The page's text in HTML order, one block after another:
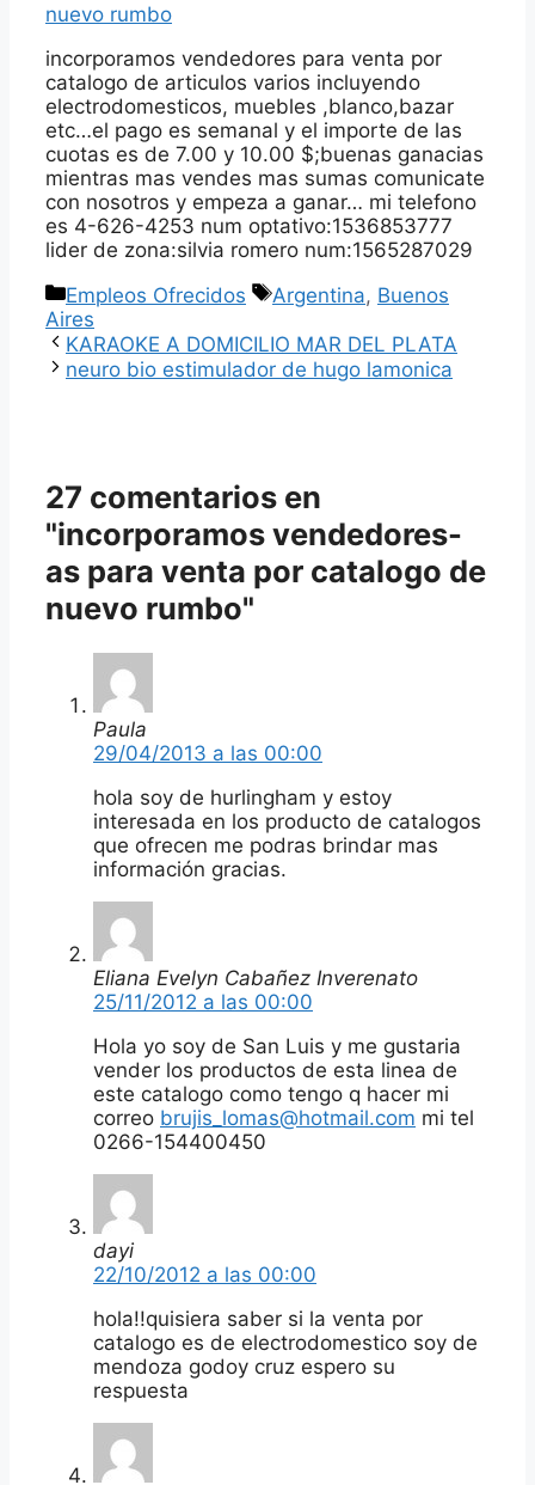
nuevo rumbo
incorporamos vendedores para venta por
catalogo de articulos varios incluyendo
electrodomesticos, muebles ,blanco,bazar
etc…el pago es semanal y el importe de las
cuotas es de 7.00 y 10.00 $;buenas ganacias
mientras mas vendes mas sumas comunicate
con nosotros y empeza a ganar… mi telefono
es 4-626-4253 num optativo:1536853777
lider de zona:silvia romero num:1565287029
Categorías
Empleos Ofrecidos Etiquetas
Argentina, Buenos
Aires
KARAOKE A DOMICILIO MAR DEL PLATA
neuro bio estimulador de hugo lamonica
27 comentarios en
"incorporamos vendedores-
as para venta por catalogo de
nuevo rumbo"
Paula
29/04/2013 a las 00:00
hola soy de hurlingham y estoy
interesada en los producto de catalogos
que ofrecen me podras brindar mas
información gracias.
Eliana Evelyn Cabañez Inverenato
25/11/2012 a las 00:00
Hola yo soy de San Luis y me gustaria
vender los productos de esta linea de
este catalogo como tengo q hacer mi
correo brujis_lomas@hotmail.com mi tel
0266-154400450
dayi
22/10/2012 a las 00:00
hola!!quisiera saber si la venta por
catalogo es de electrodomestico soy de
mendoza godoy cruz espero su
respuesta